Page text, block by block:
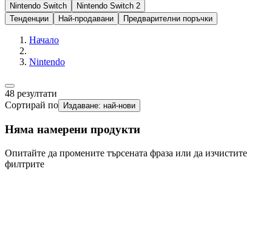
Nintendo Switch
Nintendo Switch 2
Тенденции
Най-продавани Предварителни поръчки
Начало
Nintendo
48 резултати
Сортирай по
Издаване: най-нови
Няма намерени продукти
Опитайте да промените търсената фраза или да изчистите
филтрите